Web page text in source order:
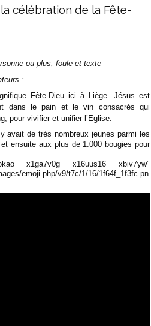
célébration de la Fête-
:
Fête-Dieu ici à Liège. Jésus est
dans le pain et le vin consacrés qui
pour vivifier et unifier l’Eglise.
avait de très nombreux jeunes parmi les
ensuite aux plus de 1.000 bougies pour
x1ga7v0g x16uus16 xbiv7yw"
emoji.php/v9/t7c/1/16/1f64f_1f3fc.pn